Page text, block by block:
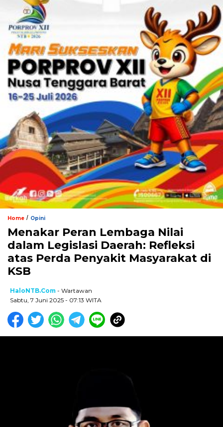
Home / Opini
Menakar Peran Lembaga Nilai
dalam Legislasi Daerah: Refleksi
atas Perda Penyakit Masyarakat di
KSB
HaloNTB.com - Wartawan
Sabtu, 7 Juni 2025 - 07:13 WITA